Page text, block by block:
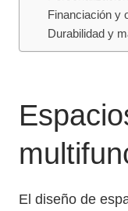
Financiación y
Durabilidad y
El diseño de